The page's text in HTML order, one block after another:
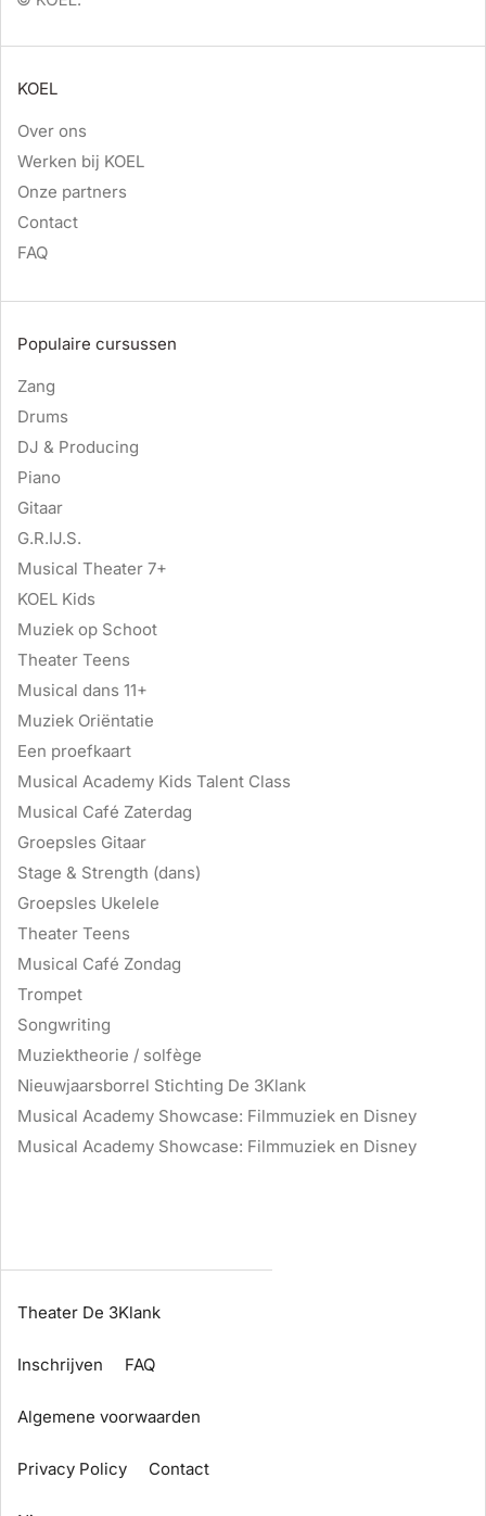
KOEL
Over ons
Werken bij KOEL
Onze partners
Contact
FAQ
Populaire cursussen
Zang
Drums
DJ & Producing
Piano
Gitaar
G.R.IJ.S.
Musical Theater 7+
KOEL Kids
Muziek op Schoot
Theater Teens
Musical dans 11+
Muziek Oriëntatie
Een proefkaart
Musical Academy Kids Talent Class
Musical Café Zaterdag
Groepsles Gitaar
Stage & Strength (dans)
Groepsles Ukelele
Theater Teens
Musical Café Zondag
Trompet
Songwriting
Muziektheorie / solfège
Nieuwjaarsborrel Stichting De 3Klank
Musical Academy Showcase: Filmmuziek en Disney
Musical Academy Showcase: Filmmuziek en Disney
Theater De 3Klank
Inschrijven FAQ
Algemene voorwaarden
Privacy Policy Contact